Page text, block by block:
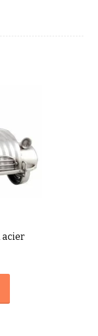
acier